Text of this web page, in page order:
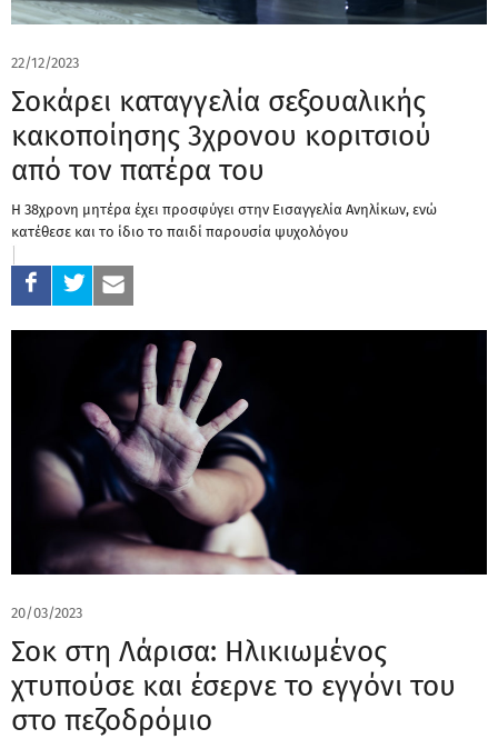
22/12/2023
Σοκάρει καταγγελία σεξουαλικής
κακοποίησης 3χρονου κοριτσιού
από τον πατέρα του
Η 38χρονη μητέρα έχει προσφύγει στην Εισαγγελία Ανηλίκων, ενώ
κατέθεσε και το ίδιο το παιδί παρουσία ψυχολόγου
20/03/2023
Σοκ στη Λάρισα: Ηλικιωμένος
χτυπούσε και έσερνε το εγγόνι του
στο πεζοδρόμιο